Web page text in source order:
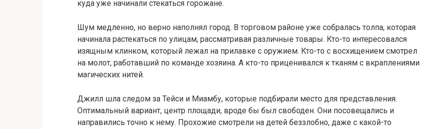
куда уже начинали стекаться горожане.
Шум медленно, но верно наполнял город. В торговом районе уже собралась толпа, которая
начинала растекаться по улицам, рассматривая различные товары. Кто-то интересовался
изящным клинком, который лежал на прилавке с оружием. Кто-то с восхищением смотрел
на молот, работавший по команде хозяина. А кто-то приценивался к тканям с вкраплениями
магических нитей.
Джилл шла следом за Тейси и Миамбу, которые подбирали место для представления.
Оптимальный вариант, центр площади, вроде бы был свободен. Они посовещались и
направились точно к нему. Прохожие смотрели на детей беззлобно, даже с какой-то